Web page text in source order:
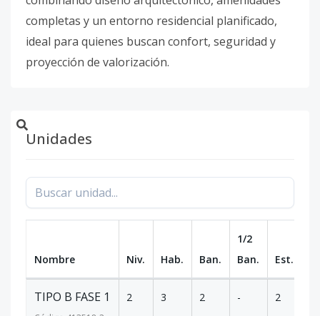
completas y un entorno residencial planificado,
ideal para quienes buscan confort, seguridad y
proyección de valorización.
Unidades
Nombre Niv. Hab. Ban.
1/2
Ban.
Est.
TIPO B FASE 1 2 3 2 - 2